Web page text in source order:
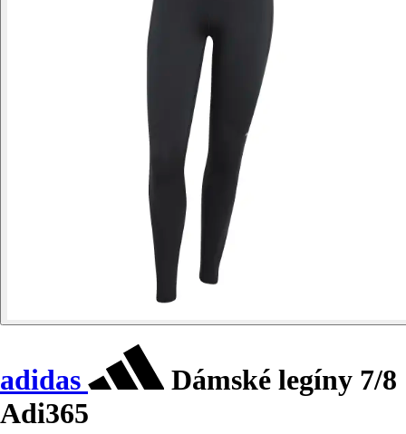
adidas
Dámské legíny 7/8
Adi365